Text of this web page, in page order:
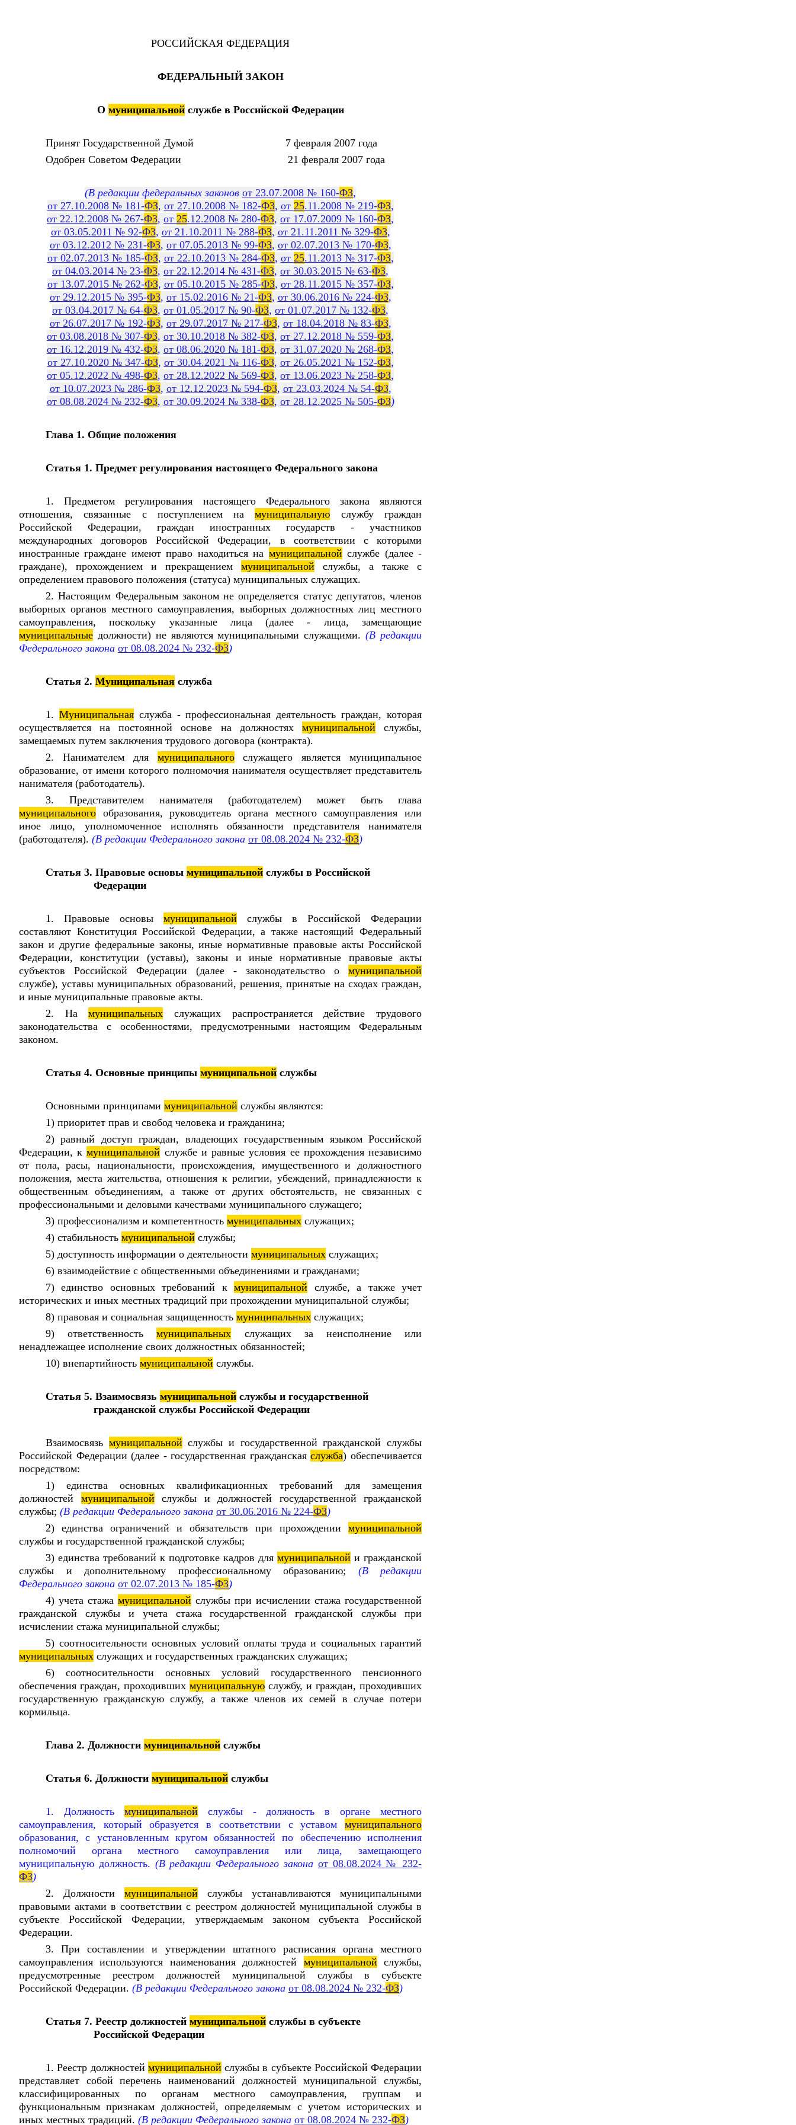
РОССИЙСКАЯ ФЕДЕРАЦИЯ
ФЕДЕРАЛЬНЫЙ ЗАКОН
О муниципальнойслужбе в Российской Федерации
Принят Государственной Думой 7 февраля 2007 года
Одобрен Советом Федерации 21 февраля 2007 года
(В редакции федеральных законов от 23.07.2008 № 160-ФЗ,
от 27.10.2008 № 181-ФЗ, от 27.10.2008 № 182-ФЗ, от 25.11.2008 № 219-ФЗ,
от 22.12.2008 № 267-ФЗ, от 25.12.2008 № 280-ФЗ, от 17.07.2009 № 160-ФЗ,
от 03.05.2011 № 92-ФЗ, от 21.10.2011 № 288-ФЗ, от 21.11.2011 № 329-ФЗ,
от 03.12.2012 № 231-ФЗ, от 07.05.2013 № 99-ФЗ, от 02.07.2013 № 170-ФЗ,
от 02.07.2013 № 185-ФЗ, от 22.10.2013 № 284-ФЗ, от 25.11.2013 № 317-ФЗ,
от 04.03.2014 № 23-ФЗ, от 22.12.2014 № 431-ФЗ, от 30.03.2015 № 63-ФЗ,
от 13.07.2015 № 262-ФЗ, от 05.10.2015 № 285-ФЗ, от 28.11.2015 № 357-ФЗ,
от 29.12.2015 № 395-ФЗ, от 15.02.2016 № 21-ФЗ, от 30.06.2016 № 224-ФЗ,
от 03.04.2017 № 64-ФЗ, от 01.05.2017 № 90-ФЗ, от 01.07.2017 № 132-ФЗ,
от 26.07.2017 № 192-ФЗ, от 29.07.2017 № 217-ФЗ, от 18.04.2018 № 83-ФЗ,
от 03.08.2018 № 307-ФЗ, от 30.10.2018 № 382-ФЗ, от 27.12.2018 № 559-ФЗ,
от 16.12.2019 № 432-ФЗ, от 08.06.2020 № 181-ФЗ, от 31.07.2020 № 268-ФЗ,
от 27.10.2020 № 347-ФЗ, от 30.04.2021 № 116-ФЗ, от 26.05.2021 № 152-ФЗ,
от 05.12.2022 № 498-ФЗ, от 28.12.2022 № 569-ФЗ, от 13.06.2023 № 258-ФЗ,
от 10.07.2023 № 286-ФЗ, от 12.12.2023 № 594-ФЗ, от 23.03.2024 № 54-ФЗ,
от 08.08.2024 № 232-ФЗ, от 30.09.2024 № 338-ФЗ, от 28.12.2025 № 505-ФЗ)
Глава 1. Общие положения
Статья 1. Предмет регулирования настоящего Федерального закона
1. Предметом регулирования настоящего Федерального закона являются
отношения, связанные с поступлением намуниципальную службу граждан
Российской Федерации, граждан иностранных государств - участников
международных договоров Российской Федерации, в соответствии с которыми
иностранные граждане имеют право находиться на муниципальной службе (далее -
граждане), прохождением и прекращением муниципальной службы, а также с
определением правового положения (статуса) муниципальных служащих.
2. Настоящим Федеральным законом не определяется статус депутатов, членов
выборных органов местного самоуправления, выборных должностных лиц местного
самоуправления, поскольку указанные лица (далее - лица, замещающие
муниципальные должности) не являются муниципальными служащими. (В редакции
Федерального закона от 08.08.2024 № 232-ФЗ)
Статья 2. Муниципальная служба
1. Муниципальнаяслужба - профессиональная деятельность граждан, которая
осуществляется на постоянной основе на должностях муниципальной службы,
замещаемых путем заключения трудового договора (контракта).
2. Нанимателем для муниципальногослужащего является муниципальное
образование, от имени которого полномочия нанимателя осуществляет представитель
нанимателя (работодатель).
3. Представителем нанимателя (работодателем) может быть глава
муниципального образования, руководитель органа местного самоуправления или
иное лицо, уполномоченное исполнять обязанности представителя нанимателя
(работодателя). (В редакции Федерального закона от 08.08.2024 № 232-ФЗ)
Статья 3. Правовые основы муниципальной службы в Российской
Федерации
1. Правовые основы муниципальной службы в Российской Федерации
составляют Конституция Российской Федерации, а также настоящий Федеральный
закон и другие федеральные законы, иные нормативные правовые акты Российской
Федерации, конституции (уставы), законы и иные нормативные правовые акты
субъектов Российской Федерации (далее - законодательство о муниципальной
службе), уставы муниципальных образований, решения, принятые на сходах граждан,
и иные муниципальные правовые акты.
2. Намуниципальных служащих распространяется действие трудового
законодательства с особенностями, предусмотренными настоящим Федеральным
законом.
Статья 4. Основные принципы муниципальной службы
Основными принципами муниципальной службы являются:
1) приоритет прав и свобод человека и гражданина;
2) равный доступ граждан, владеющих государственным языком Российской
Федерации, кмуниципальной службе и равные условия ее прохождения независимо
от пола, расы, национальности, происхождения, имущественного и должностного
положения, места жительства, отношения к религии, убеждений, принадлежности к
общественным объединениям, а также от других обстоятельств, не связанных с
профессиональными и деловыми качествами муниципального служащего;
3) профессионализм и компетентность муниципальных служащих;
4) стабильность муниципальной службы;
5) доступность информации о деятельности муниципальных служащих;
6) взаимодействие с общественными объединениями и гражданами;
7) единство основных требований кмуниципальной службе, а также учет
исторических и иных местных традиций при прохождении муниципальной службы;
8) правовая и социальная защищенность муниципальных служащих;
9) ответственностьмуниципальных служащих за неисполнение или
ненадлежащее исполнение своих должностных обязанностей;
10) внепартийность муниципальной службы.
Статья 5. Взаимосвязь муниципальной службы и государственной
гражданской службы Российской Федерации
Взаимосвязь муниципальной службы и государственной гражданской службы
Российской Федерации (далее - государственная гражданскаяслужба) обеспечивается
посредством:
1) единства основных квалификационных требований для замещения
должностей муниципальной службы и должностей государственной гражданской
службы; (В редакции Федерального закона от 30.06.2016 № 224-ФЗ)
2) единства ограничений и обязательств при прохождении муниципальной
службы и государственной гражданской службы;
3) единства требований к подготовке кадров для муниципальной и гражданской
службы и дополнительному профессиональному образованию; (В редакции
Федерального закона от 02.07.2013 № 185-ФЗ)
4) учета стажа муниципальной службы при исчислении стажа государственной
гражданской службы и учета стажа государственной гражданской службы при
исчислении стажа муниципальной службы;
5) соотносительности основных условий оплаты труда и социальных гарантий
муниципальных служащих и государственных гражданских служащих;
6) соотносительности основных условий государственного пенсионного
обеспечения граждан, проходивших муниципальную службу, и граждан, проходивших
государственную гражданскую службу, а также членов их семей в случае потери
кормильца.
Глава 2. Должности муниципальной службы
Статья 6. Должности муниципальной службы
1. Должность муниципальной службы - должность в органе местного
самоуправления, который образуется в соответствии с уставом муниципального
образования, с установленным кругом обязанностей по обеспечению исполнения
полномочий органа местного самоуправления или лица, замещающего
муниципальную должность. (В редакции Федерального закона от 08.08.2024 № 232-
ФЗ)
2. Должности муниципальной службы устанавливаются муниципальными
правовыми актами в соответствии с реестром должностей муниципальной службы в
субъекте Российской Федерации, утверждаемым законом субъекта Российской
Федерации.
3. При составлении и утверждении штатного расписания органа местного
самоуправления используются наименования должностей муниципальной службы,
предусмотренные реестром должностей муниципальной службы в субъекте
Российской Федерации. (В редакции Федерального закона от 08.08.2024 № 232-ФЗ)
Статья 7. Реестр должностей муниципальной службы в субъекте
Российской Федерации
1. Реестр должностей муниципальной службы в субъекте Российской Федерации
представляет собой перечень наименований должностей муниципальной службы,
классифицированных по органам местного самоуправления, группам и
функциональным признакам должностей, определяемым с учетом исторических и
иных местных традиций. (В редакции Федерального закона от 08.08.2024 № 232-ФЗ)